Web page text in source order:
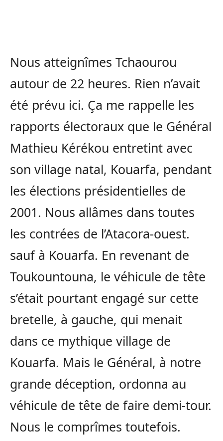
Nous atteignîmes Tchaourou
autour de 22 heures. Rien n’avait
été prévu ici. Ça me rappelle les
rapports électoraux que le Général
Mathieu Kérékou entretint avec
son village natal, Kouarfa, pendant
les élections présidentielles de
2001. Nous allâmes dans toutes
les contrées de l’Atacora-ouest.
sauf à Kouarfa. En revenant de
Toukountouna, le véhicule de tête
s’était pourtant engagé sur cette
bretelle, à gauche, qui menait
dans ce mythique village de
Kouarfa. Mais le Général, à notre
grande déception, ordonna au
véhicule de tête de faire demi-tour.
Nous le comprîmes toutefois.